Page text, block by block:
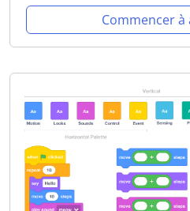
Commencer